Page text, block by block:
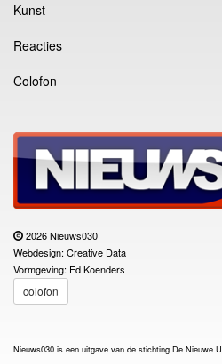
Kunst
Reacties
Colofon
2026 Nieuws030
Webdesign: Creative Data
Vormgeving: Ed Koenders
colofon
Nieuws030 is een uitgave van de stichting De Nieuwe